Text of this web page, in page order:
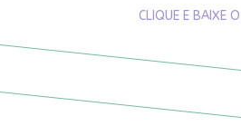
CLIQUE E BAIXE